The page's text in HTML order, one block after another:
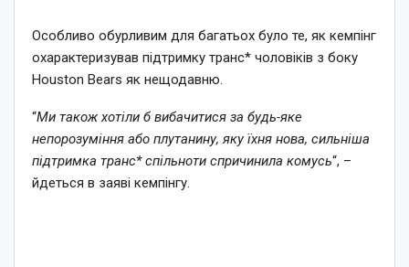
Особливо обурливим для багатьох було те, як кемпінг
охарактеризував підтримку транс* чоловіків з боку
Houston Bears як нещодавню.
“Ми також хотіли б вибачитися за будь-яке
непорозуміння або плутанину, яку їхня нова, сильніша
підтримка транс* спільноти спричинила комусь“, –
йдеться в заяві кемпінгу.